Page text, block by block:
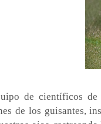
de científicos
de los guisantes,